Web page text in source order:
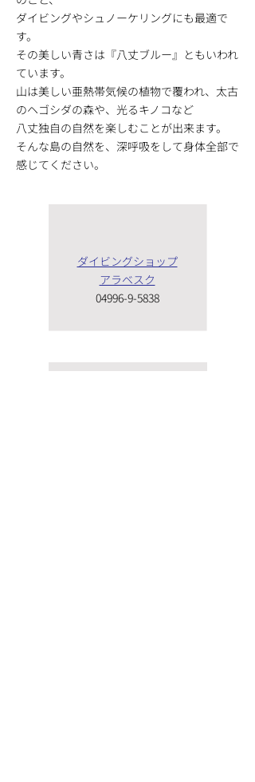
ダイビングやシュノーケリングにも最適で
す。
その美しい青さは『八丈ブルー』ともいわれ
ています。
山は美しい亜熱帯気候の植物で覆われ、太古
のヘゴシダの森や、光るキノコなど
八丈独自の自然を楽しむことが出来ます。
そんな島の自然を、深呼吸をして身体全部で
感じてください。
ダイビングショップ
アラベスク
04996-9-5838